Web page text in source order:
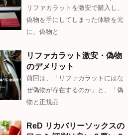
リファカラットを激安で購入し、
偽物を手にしてしまった体験を元
に、偽物と
リファカラット激安・偽物
のデメリット
前回は、「リファカラットにはな
ぜ偽物が存在するのか」と、「偽
物と正規品
ReD リカバリーソックスの